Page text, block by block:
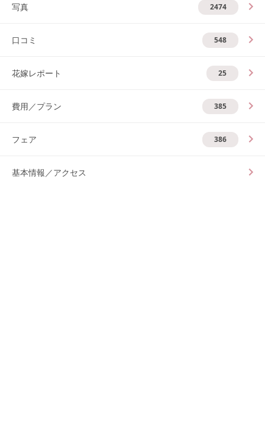
写真 2474
口コミ 548
花嫁レポート 25
費用／プラン 385
フェア 386
基本情報／アクセス